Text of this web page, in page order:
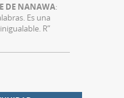
DE NANAWA:
Es una
R”